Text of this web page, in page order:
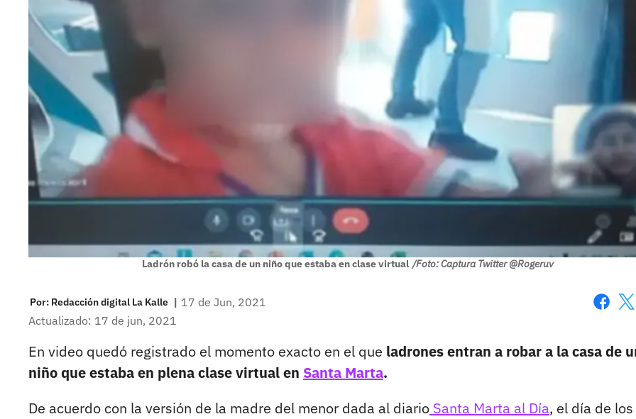
Ladrón robó la casa de un niño que estaba en clase virtual /Foto: Captura Twitter @Rogeruv
Por: Redacción digital La Kalle | 17 de Jun, 2021
Actualizado: 17 de jun, 2021
En video quedó registrado el momento exacto en el que ladrones entran a robar a la casa de
niño que estaba en plena clase virtual en Santa Marta.
De acuerdo con la versión de la madre del menor dada al diario Santa Marta al Día, el día de los